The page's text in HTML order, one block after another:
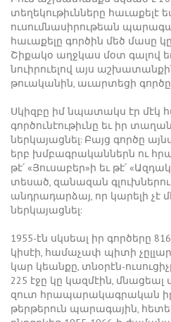
տեղեկութիւնները հաւաքելէ
ուսումնասիրութեան
հաւաքելը գործին մեծ մասը
Շիքակօ աղջկաս մօտ գալով
նուիրուելով այս
թուականին, աւարտեցի
Սկիզբը իմ նպատակս էր մէկ
գործունէութիւնը եւ իր
ներկայացնել: Բայց գործը
երբ խմբագրականներն ու
թէ՛ «Յուսաբեր»ի եւ թէ՛
տեսած, զանազան գլուխներու
անդրադարձայ, որ կարելի չէ
ներկայացնել:
1955-էն սկսեալ իր գործերը
կիսէի, համաչափ պիտի
կար կեանքը, տնօրէն-
225 էջը կը կազմէին, մնացեալ
զուտ հրապարակագրական իր
թերթերուն պարագային,